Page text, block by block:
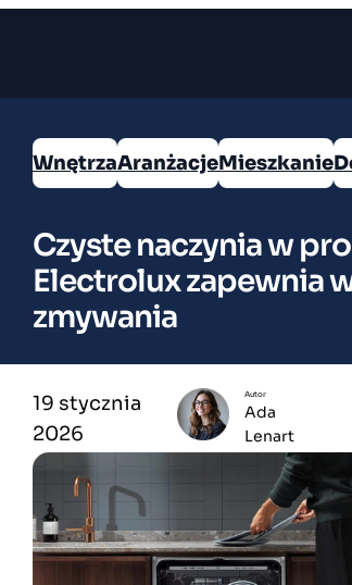
WnętrzaAranżacjeMieszkanie
Czyste naczynia w
Electrolux zapewnia
zmywania
19 stycznia
2026
Autor
Ada
Lenart